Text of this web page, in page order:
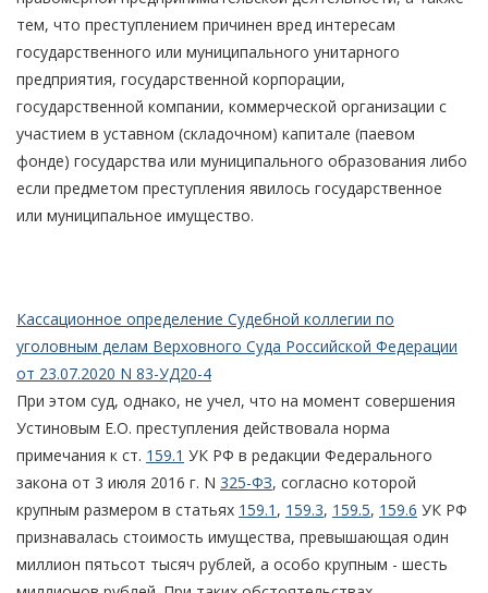
тем, что преступлением причинен вред интересам
государственного или муниципального унитарного
предприятия, государственной корпорации,
государственной компании, коммерческой организации с
участием в уставном (складочном) капитале (паевом
фонде) государства или муниципального образования либо
если предметом преступления явилось государственное
или муниципальное имущество.
Кассационное определение Судебной коллегии по
уголовным делам Верховного Суда Российской Федерации
от 23.07.2020 N 83-УД20-4
При этом суд, однако, не учел, что на момент совершения
Устиновым Е.О. преступления действовала норма
примечания к ст. 159.1 УК РФ в редакции Федерального
закона от 3 июля 2016 г. N 325-ФЗ, согласно которой
крупным размером в статьях 159.1 , 159.3, 159.5, 159.6 УК РФ
признавалась стоимость имущества, превышающая один
миллион пятьсот тысяч рублей, а особо крупным - шесть